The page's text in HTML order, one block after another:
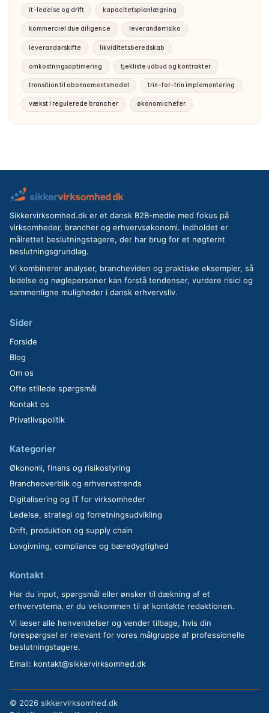
it-ledelse og drift kapacitetsplanlægning
kommerciel due diligence leverandørrisiko
leverandørskifte likviditetsberedskab
omkostningsoptimering tjekliste udbud og kontrakter
transition til abonnementsmodel trin-for-trin implementering
vækst i regulerede brancher økonomichefer
Sikkervirksomhed.dk er et dansk B2B-medie med fokus på
virksomheder, brancher og erhvervsøkonomi. Indholdet er
målrettet beslutningstagere, der har brug for et nøgternt
beslutningsgrundlag.
Vi kombinerer analyser, brancheviden og praktiske eksempler, så
ledelse og nøglepersoner kan forstå tendenser, vurdere risici og
sammenligne muligheder i dansk erhvervsliv.
Sider
Forside
Blog
Om os
Ofte stillede spørgsmål
Kontakt os
Privatlivspolitik
Kategorier
Økonomi, finans og risikostyring
Brancheoverblik og erhvervstrends
Digitalisering og IT for virksomheder
Ledelse, strategi og forretningsudvikling
Drift, produktion og supply chain
Lovgivning, compliance og bæredygtighed
Kontakt
Har du input, spørgsmål eller ønsker til dækning af et
erhvervstema, er du velkommen til at kontakte redaktionen.
Vi læser alle henvendelser og vender tilbage, hvis din
forespørgsel er relevant for vores målgruppe af professionelle
beslutningstagere.
Email: kontakt@sikkervirksomhed.dk
© 2026 sikkervirksomhed.dk